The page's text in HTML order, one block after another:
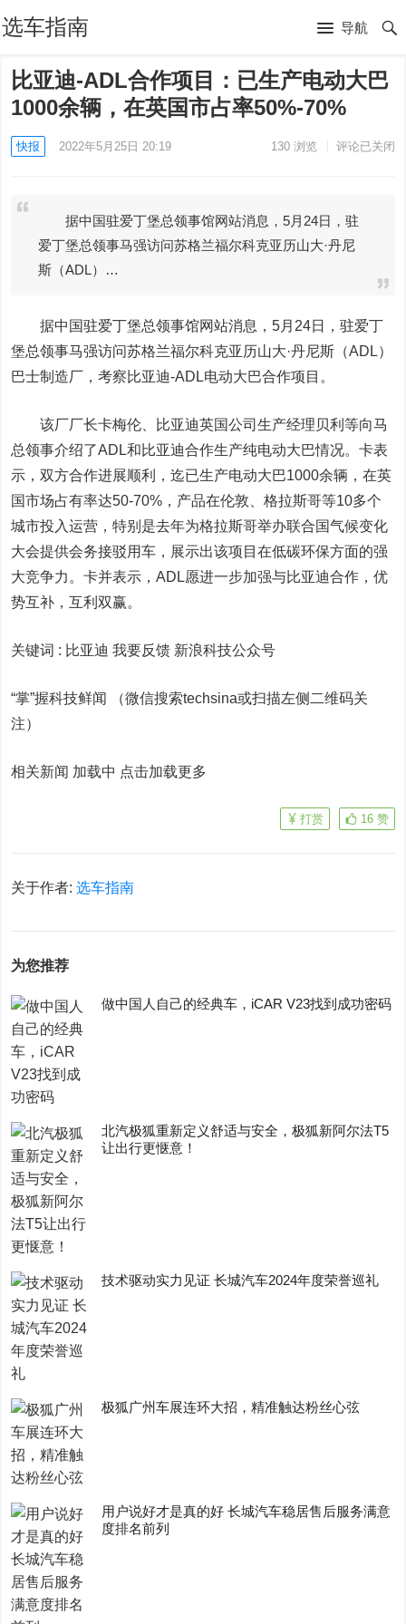
选车指南 导航
比亚迪-ADL合作项目：已生产电动大巴
1000余辆，在英国市占率50%-70%
快报 2022年5月25日 20:19 130浏览 评论已关闭
据中国驻爱丁堡总领事馆网站消息，5月24日，驻
爱丁堡总领事马强访问苏格兰福尔科克亚历山大·丹尼
斯（ADL）…
据中国驻爱丁堡总领事馆网站消息，5月24日，驻爱丁
堡总领事马强访问苏格兰福尔科克亚历山大·丹尼斯（ADL）
巴士制造厂，考察比亚迪-ADL电动大巴合作项目。
该厂厂长卡梅伦、比亚迪英国公司生产经理贝利等向马
总领事介绍了ADL和比亚迪合作生产纯电动大巴情况。卡表
示，双方合作进展顺利，迄已生产电动大巴1000余辆，在英
国市场占有率达50-70%，产品在伦敦、格拉斯哥等10多个
城市投入运营，特别是去年为格拉斯哥举办联合国气候变化
大会提供会务接驳用车，展示出该项目在低碳环保方面的强
大竞争力。卡并表示，ADL愿进一步加强与比亚迪合作，优
势互补，互利双赢。
关键词 : 比亚迪 我要反馈 新浪科技公众号
“掌”握科技鲜闻 （微信搜索techsina或扫描左侧二维码关
注）
相关新闻 加载中 点击加载更多
16 赞
打赏
关于作者:选车指南
为您推荐
做中国人自己的经典车，iCAR V23找到成功密码
​北汽极狐重新定义舒适与安全，极狐新阿尔法T5
让出行更惬意！
技术驱动实力见证 长城汽车2024年度荣誉巡礼
极狐广州车展连环大招，精准触达粉丝心弦
用户说好才是真的好 长城汽车稳居售后服务满意
度排名前列